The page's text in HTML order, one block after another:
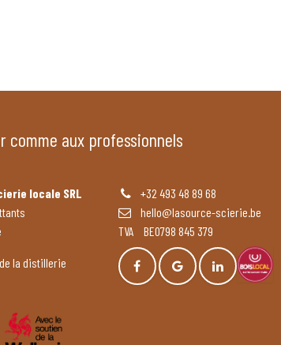
comme aux professionnels
locale SRL
la distillerie
+32 493 48 89 68
hello@lasource-scierie.be
TVA BE0798 845 379